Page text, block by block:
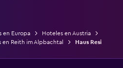
en Europa
Hoteles en Austria
en Reith im Alpbachtal Haus Resi